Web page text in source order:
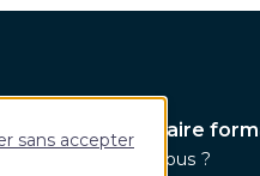
Votre partenaire
Qui sommes-nous ?
sans accepter